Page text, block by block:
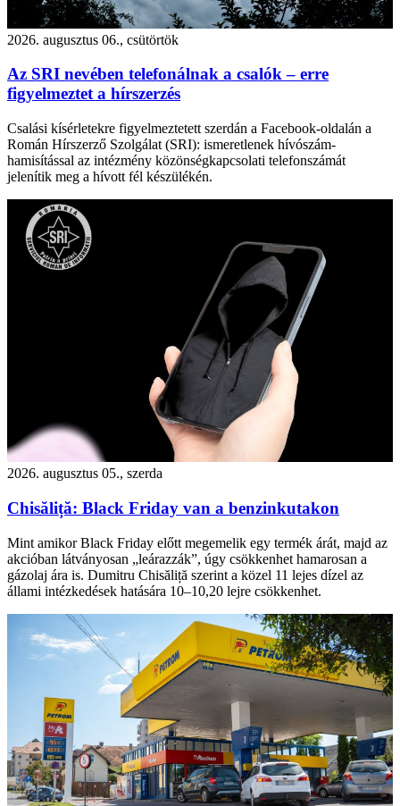
2026. augusztus 06., csütörtök
Az SRI nevében telefonálnak a csalók – erre
figyelmeztet a hírszerzés
Csalási kísérletekre figyelmeztetett szerdán a Facebook-oldalán a
Román Hírszerző Szolgálat (SRI): ismeretlenek hívószám-
hamisítással az intézmény közönségkapcsolati telefonszámát
jelenítik meg a hívott fél készülékén.
2026. augusztus 05., szerda
Chisăliță: Black Friday van a benzinkutakon
Mint amikor Black Friday előtt megemelik egy termék árát, majd az
akcióban látványosan „leárazzák”, úgy csökkenhet hamarosan a
gázolaj ára is. Dumitru Chisăliță szerint a közel 11 lejes dízel az
állami intézkedések hatására 10–10,20 lejre csökkenhet.